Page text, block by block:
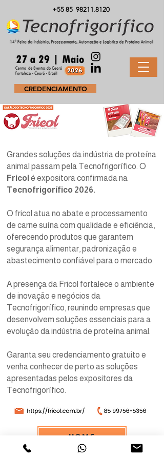
CREDENCIAMENTO
+55 85 98211.8120
Grandes soluções da indústria de proteína
animal passam pela Tecnofrigorífico. O
Fricol é expositora confirmada na
Tecnofrigorífico 2026.
O fricol atua no abate e processamento
de carne suína com qualidade e eficiência,
oferecendo produtos que garantem
segurança alimentar, padronização e
abastecimento confiável para o mercado.
A presença da Fricol fortalece o ambiente
de inovação e negócios da
Tecnofrigorífico, reunindo empresas que
desenvolvem soluções essenciais para a
evolução da indústria de proteína animal.
Garanta seu credenciamento gratuito e
venha conhecer de perto as soluções
apresentadas pelos expositores da
Tecnofrigorífico.
HOME